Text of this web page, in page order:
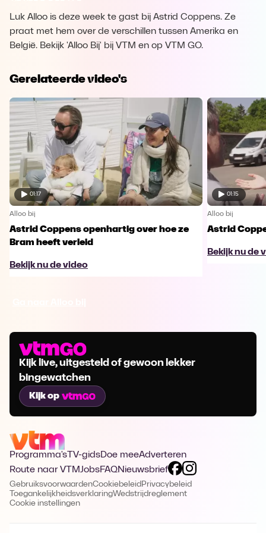
Luk Alloo is deze week te gast bij Astrid Coppens. Ze
praat met hem over de verschillen tussen Amerika en
België. Bekijk 'Alloo Bij' bij VTM en op VTM GO.
Gerelateerde video's
01:17
Alloo bij
Astrid Coppens openhartig over hoe ze
Bram heeft verleid
Bekijk nu de video
01:15
Alloo bij
Astrid
Bekijk nu de
Kijk live, uitgesteld of gewoon lekker
bingewatchen
Kijk op
Programma's TV-gidsDoe meeAdverteren
Route naar VTMJobsFAQNieuwsbrief
GebruiksvoorwaardenCookiebeleid Privacybeleid
ToegankelijkheidsverklaringWedstrijdreglement
Cookie instellingen